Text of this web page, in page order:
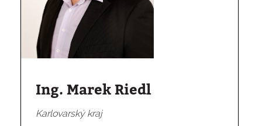
Ing. Marek Riedl
Karlovarský kraj